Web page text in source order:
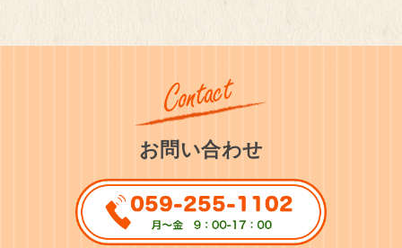
お問い合わせ